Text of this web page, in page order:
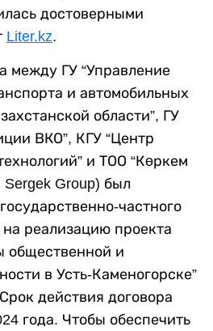
достоверными
Liter.kz.
между ГУ “Управление
и автомобильных
области”, ГУ
ВКО”, КГУ “Центр
и ТОО “Көркем
Sergek Group) был
частного
реализацию проекта
общественной и
в Усть-Каменогорске”
действия договора
года. Чтобы обеспечить